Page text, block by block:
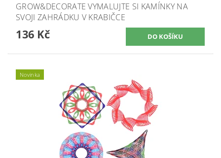
GROW&DECORATE VYMALUJTE SI KAMÍNKY NA
SVOJI ZAHRÁDKU V KRABIČCE
136 Kč
Novinka